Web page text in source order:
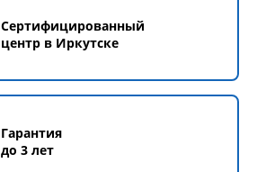
Сертифицированный
центр в Иркутске
Гарантия
до 3 лет